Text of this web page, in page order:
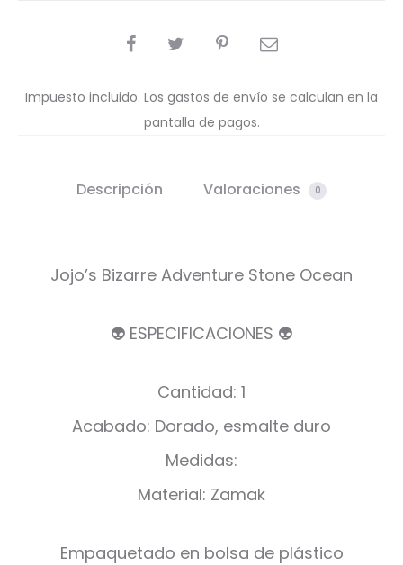
COMPARTIR
Impuesto incluido. Los gastos de envío se calculan en la
pantalla de pagos.
Descripción Valoraciones 0
Jojo’s Bizarre Adventure Stone Ocean
👽 ESPECIFICACIONES 👽
Cantidad: 1
Acabado: Dorado, esmalte duro
Medidas:
Material: Zamak
Empaquetado en bolsa de plástico